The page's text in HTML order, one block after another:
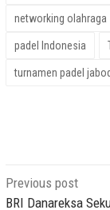
networking olahraga
padel Indonesia
turnamen padel
Post
Previous post
BRI Danareksa